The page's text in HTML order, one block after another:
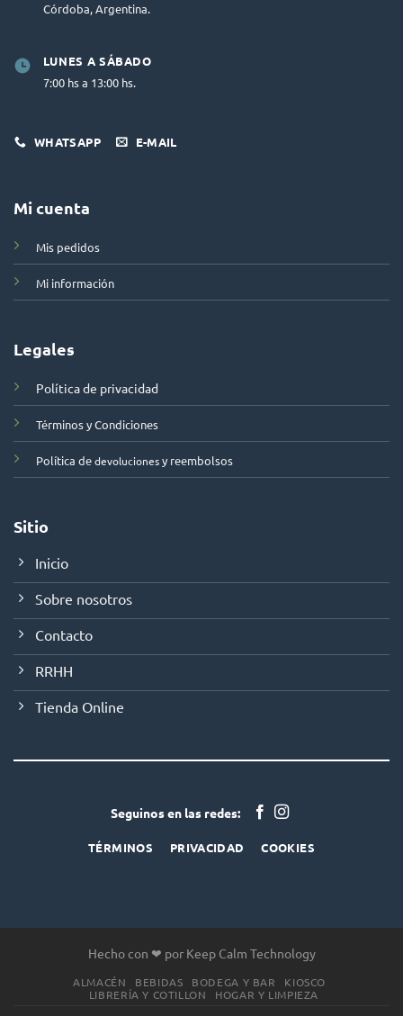
Córdoba, Argentina.
LUNES A SÁBADO
7:00 hs a 13:00 hs.
WHATSAPP E-MAIL
Mi cuenta
Mis pedidos
Mi información
Legales
Política de privacidad
Términos y Condiciones
Política dedevolucionesy reembolsos
Sitio
Inicio
Sobre nosotros
Contacto
RRHH
Tienda Online
Seguinos en las redes:
TÉRMINOS PRIVACIDAD COOKIES
Hecho con ❤ por Keep Calm Technology
ALMACÉN BEBIDAS BODEGA Y BAR
KIOSCO
LIBRERÍA Y COTILLON
HOGAR Y LIMPIEZA